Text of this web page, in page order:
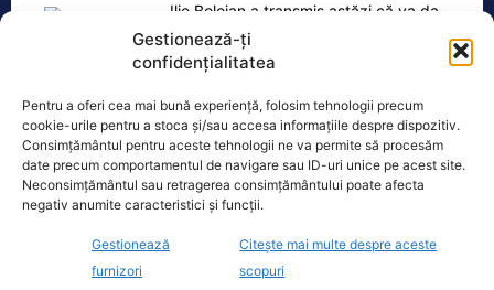
Gestionează-ți
confidențialitatea
Pentru a oferi cea mai bună experiență, folosim tehnologii precum
cookie-urile pentru a stoca și/sau accesa informațiile despre dispozitiv.
Consimțământul pentru aceste tehnologii ne va permite să procesăm
date precum comportamentul de navigare sau ID-uri unice pe acest site.
Neconsimțământul sau retragerea consimțământului poate afecta
negativ anumite caracteristici și funcții.
Gestionează
furnizori
Citește mai multe despre aceste
scopuri
Ilie Bolojan a transmis astăzi că va da
undă verde Transelectrica să taie
curentul companiilor, în contextul
Oficiul de Știri
Cine este Petrică Paraschiv, campionul mondial care
execută 11 ani de…